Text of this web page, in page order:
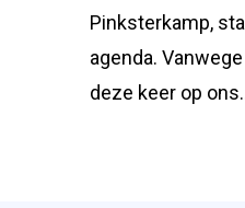
Pinksterkamp,
agenda.
deze keer op